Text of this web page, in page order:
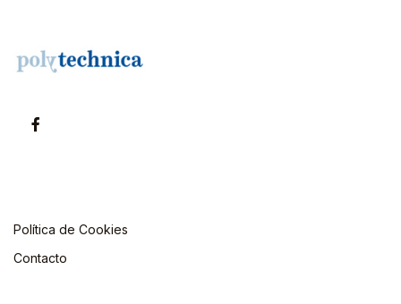
Política de Cookies
Contacto